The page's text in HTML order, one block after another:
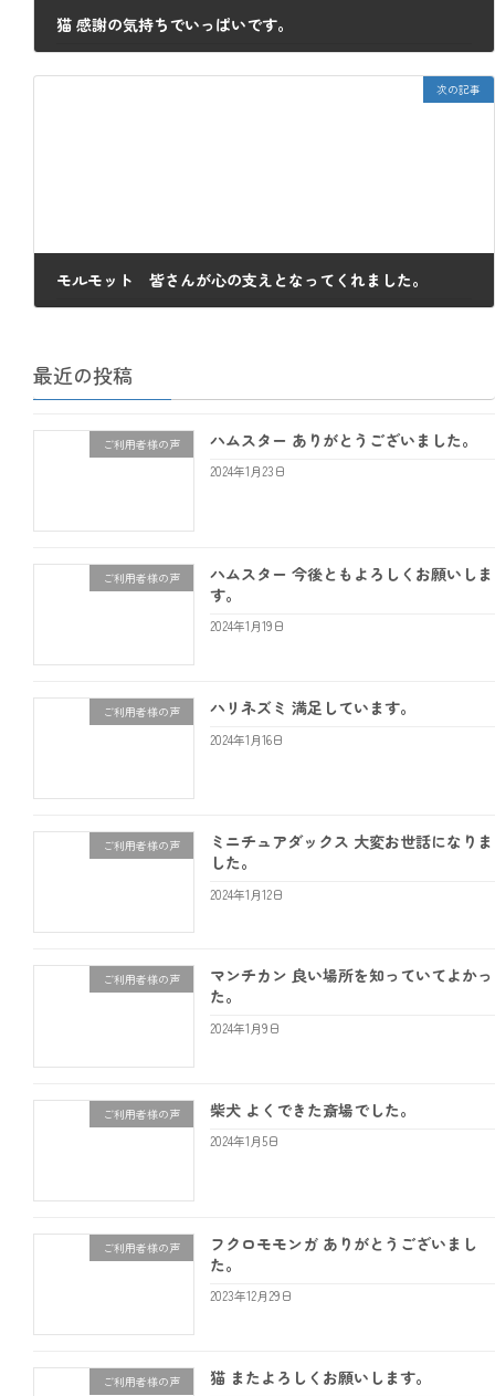
猫 感謝の気持ちでいっぱいです。
次の記事
モルモット 皆さんが心の支えとなってくれました。
最近の投稿
ご利用者様の声 ハムスター ありがとうございました。
2024年1月23日
ご利用者様の声
ハムスター 今後ともよろしくお願いしま
す。
2024年1月19日
ご利用者様の声 ハリネズミ 満足しています。
2024年1月16日
ご利用者様の声
ミニチュアダックス 大変お世話になりま
した。
2024年1月12日
ご利用者様の声
マンチカン 良い場所を知っていてよかっ
た。
2024年1月9日
ご利用者様の声 柴犬 よくできた斎場でした。
2024年1月5日
ご利用者様の声
フクロモモンガ ありがとうございまし
た。
2023年12月29日
ご利用者様の声 猫 またよろしくお願いします。